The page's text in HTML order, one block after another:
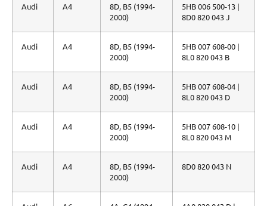
Audi A4
8D, B5 (1994-
2000)
5HB 006 500-13 |
8D0 820 043 J
Audi A4
8D, B5 (1994-
2000)
5HB 007 608-00 |
8L0 820 043 B
Audi A4
8D, B5 (1994-
2000)
5HB 007 608-04 |
8L0 820 043 D
Audi A4
8D, B5 (1994-
2000)
5HB 007 608-10 |
8L0 820 043 M
Audi A4
8D, B5 (1994-
2000)
8D0 820 043 N